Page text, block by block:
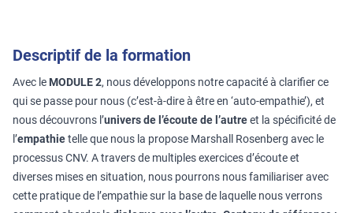
Descriptif de la formation
Avec le MODULE 2, nous développons notre capacité à clarifier ce
qui se passe pour nous (c’est-à-dire à être en ‘auto-empathie’), et
nous découvrons l’univers de l’écoute de l’autreet la spécificité de
l’empathietelle que nous la propose Marshall Rosenberg avec le
processus CNV. A travers de multiples exercices d’écoute et
diverses mises en situation, nous pourrons nous familiariser avec
cette pratique de l’empathie sur la base de laquelle nous verrons